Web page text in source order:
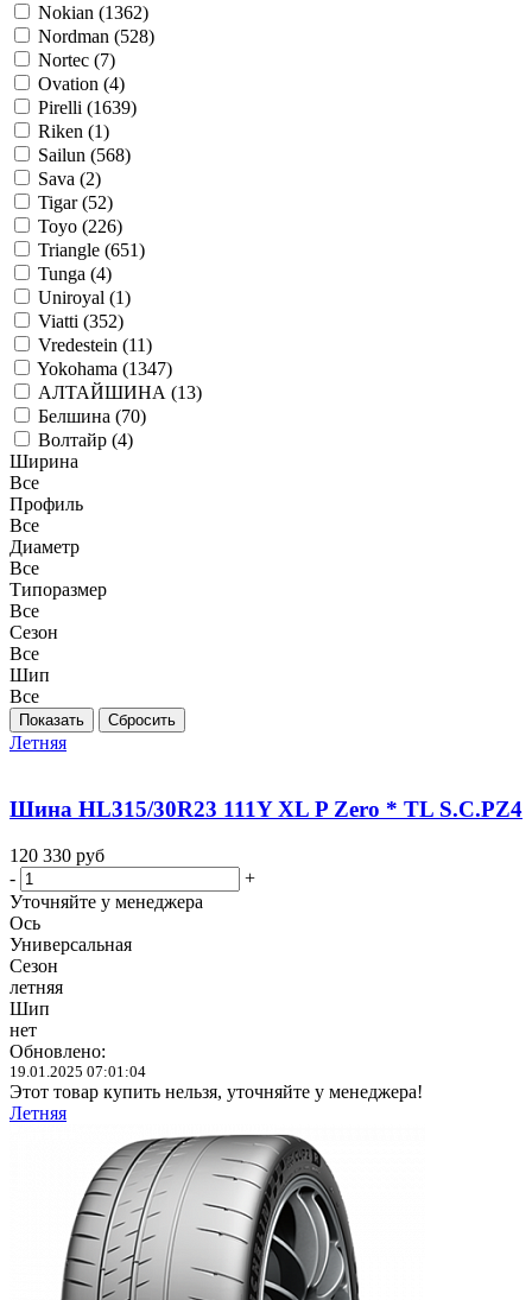
Nokian (1362)
Nordman (528)
Nortec (7)
Ovation (4)
Pirelli (1639)
Riken (1)
Sailun (568)
Sava (2)
Tigar (52)
Toyo (226)
Triangle (651)
Tunga (4)
Uniroyal (1)
Viatti (352)
Vredestein (11)
Yokohama (1347)
АЛТАЙШИНА (13)
Белшина (70)
Волтайр (4)
Ширина
Все
Профиль
Все
Диаметр
Все
Типоразмер
Все
Сезон
Все
Шип
Все
Показать Сбросить
Летняя
Шина HL315/30R23 111Y XL P Zero * TL S.C.PZ4
120 330 руб
-
+
Уточняйте у менеджера
Ось
Универсальная
Сезон
летняя
Шип
нет
Обновлено:
19.01.2025 07:01:04
Этот товар купить нельзя, уточняйте у менеджера!
Летняя